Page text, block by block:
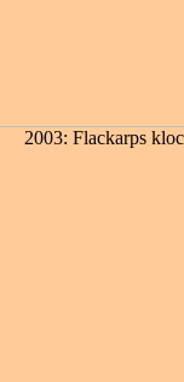
2003: Flackarps